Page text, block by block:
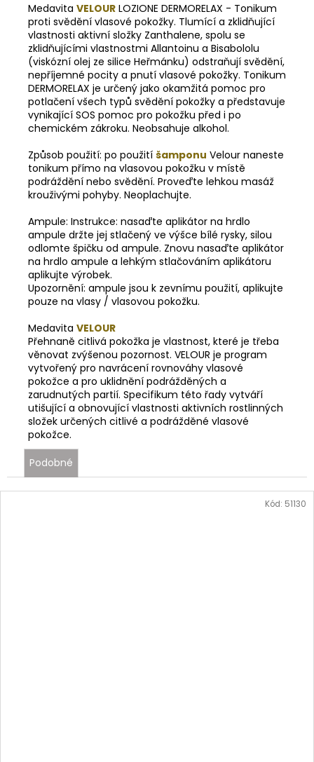
Medavita VELOUR LOZIONE DERMORELAX - Tonikum
proti svědění vlasové pokožky. Tlumící a zklidňující
vlastnosti aktivní složky Zanthalene, spolu se
zklidňujícími vlastnostmi Allantoinu a Bisabololu
(viskózní olej ze silice Heřmánku) odstraňují svědění,
nepříjemné pocity a pnutí vlasové pokožky. Tonikum
DERMORELAX je určený jako okamžitá pomoc pro
potlačení všech typů svědění pokožky a představuje
vynikající SOS pomoc pro pokožku před i po
chemickém zákroku. Neobsahuje alkohol.
Způsob použití: po použití šamponu Velour naneste
tonikum přímo na vlasovou pokožku v místě
podráždění nebo svědění. Proveďte lehkou masáž
krouživými pohyby. Neoplachujte.
Ampule: Instrukce: nasaďte aplikátor na hrdlo
ampule držte jej stlačený ve výšce bílé rysky, silou
odlomte špičku od ampule. Znovu nasaďte aplikátor
na hrdlo ampule a lehkým stlačováním aplikátoru
aplikujte výrobek.
Upozornění: ampule jsou k zevnímu použití, aplikujte
pouze na vlasy / vlasovou pokožku.
Medavita VELOUR
Přehnaně citlivá pokožka je vlastnost, které je třeba
věnovat zvýšenou pozornost. VELOUR je program
vytvořený pro navrácení rovnováhy vlasové
pokožce a pro uklidnění podrážděných a
zarudnutých partií. Specifikum této řady vytváří
utišující a obnovující vlastnosti aktivních rostlinných
složek určených citlivé a podrážděné vlasové
pokožce.
Podobné
Kód: 51130